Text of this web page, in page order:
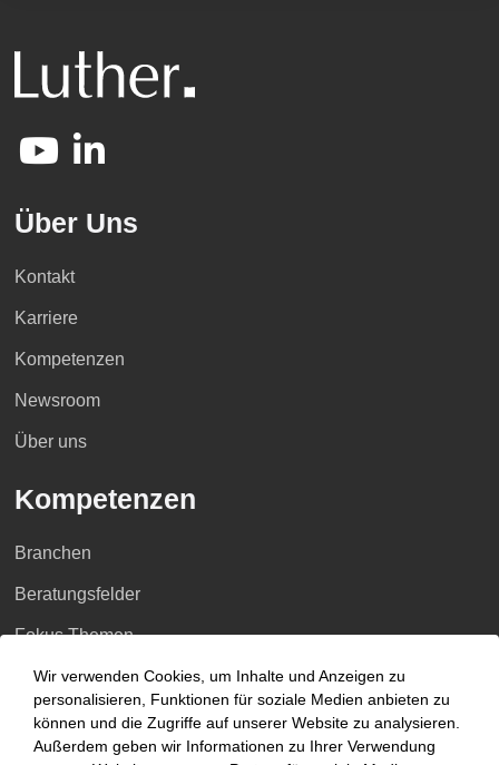
Über Uns
Kontakt
Karriere
Kompetenzen
Newsroom
Über uns
Kompetenzen
Branchen
Beratungsfelder
Fokus Themen
Fokusthemen
AI Advisory
Wir verwenden Cookies, um Inhalte und Anzeigen zu
personalisieren, Funktionen für soziale Medien anbieten zu
können und die Zugriffe auf unserer Website zu analysieren.
Außerdem geben wir Informationen zu Ihrer Verwendung